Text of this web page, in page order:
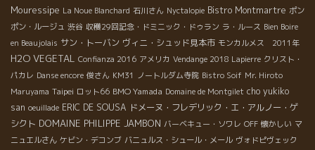
Mouressipe La Noue Blanchard 石川さん Nyctalopie Bistro Montmartre ポン
ポン・ルージュ 渋谷 収穫29回記念・ドミニック・ドゥラン ラ・ルース Bien Boire
en Beaujolais サン・トーバン ヴィニ・シュッド見本市 モンカルメス 2011年
H2O VEGETAL Confianza 2016 アメリカ Vendange 2018 Lapierre クリスト・
パカレ Danse encore 俊さん KM31 ノートルダム寺院 Bistro Soif Mr. Hiroto
Maruyama Taipei ロット66 BMO Yamada Domaine de Montgilet cho yukiko
san oeuillade ERIC DE SOUSA ドメーヌ・フレデリック・エ・アルノー・ゲ
シクト DOMAINE PHILIPPE JAMBON バーベキュー・ソワレ OFF 懐かしい マ
ニュエルさん ケビン・デコンブ バニュルス・シュール・メール ヴォドピヴェック